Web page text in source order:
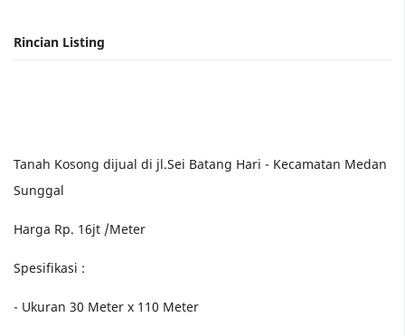
Tanah Kosong dijual di jl.Sei Batang Hari - Kecamatan Medan
Sunggal
Harga Rp. 16jt /Meter
Spesifikasi :
- Ukuran 30 Meter x 110 Meter